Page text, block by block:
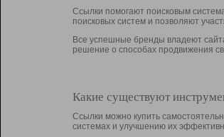
Ссылки помогают поисковым
поисковых систем и позволяют
Все успешные бренды владеют
решение о способах продвижения
Какие существуют
Ссылки можно купить
системах и улучшению их